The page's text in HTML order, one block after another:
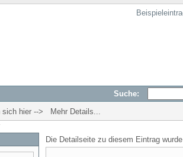
Suche:
sich hier --> Mehr Details...
Die Detailseite zu diesem Eintrag